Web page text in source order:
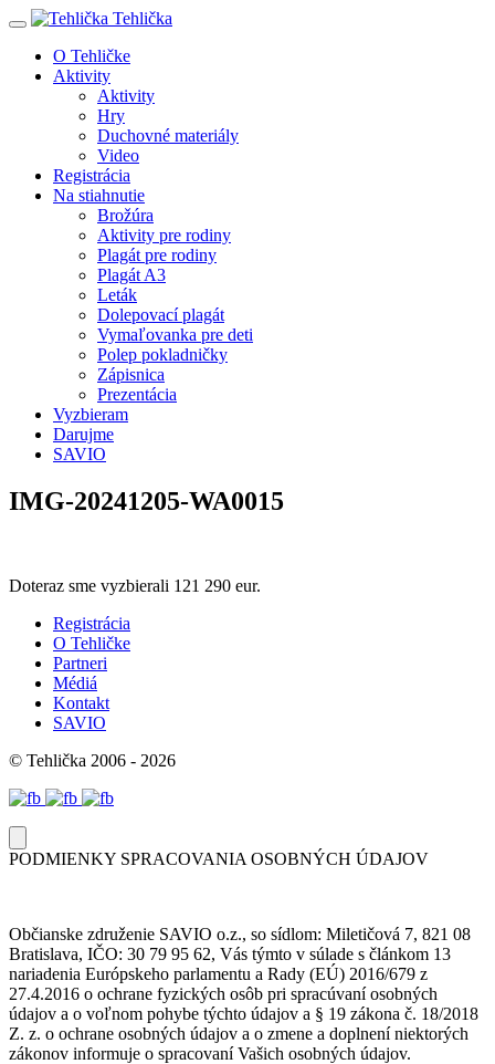
Tehlička
O Tehličke
Aktivity
Aktivity
Hry
Duchovné materiály
Video
Registrácia
Na stiahnutie
Brožúra
Aktivity pre rodiny
Plagát pre rodiny
Plagát A3
Leták
Dolepovací plagát
Vymaľovanka pre deti
Polep pokladničky
Zápisnica
Prezentácia
Vyzbieram
Darujme
SAVIO
IMG-20241205-WA0015
Doteraz sme vyzbierali 121 290 eur.
Registrácia
O Tehličke
Partneri
Médiá
Kontakt
SAVIO
© Tehlička 2006 - 2026
PODMIENKY SPRACOVANIA OSOBNÝCH ÚDAJOV
Občianske združenie SAVIO o.z., so sídlom: Miletičová 7, 821 08
Bratislava, IČO: 30 79 95 62, Vás týmto v súlade s článkom 13
nariadenia Európskeho parlamentu a Rady (EÚ) 2016/679 z
27.4.2016 o ochrane fyzických osôb pri spracúvaní osobných
údajov a o voľnom pohybe týchto údajov a § 19 zákona č. 18/2018
Z. z. o ochrane osobných údajov a o zmene a doplnení niektorých
zákonov informuje o spracovaní Vašich osobných údajov.